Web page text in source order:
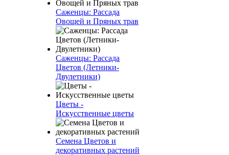
Саженцы: Рассада
Овощей и Пряных трав
Саженцы: Рассада
Цветов (Летники-
Двулетники)
Цветы -
Искусственные цветы
Семена Цветов и
декоративных растений